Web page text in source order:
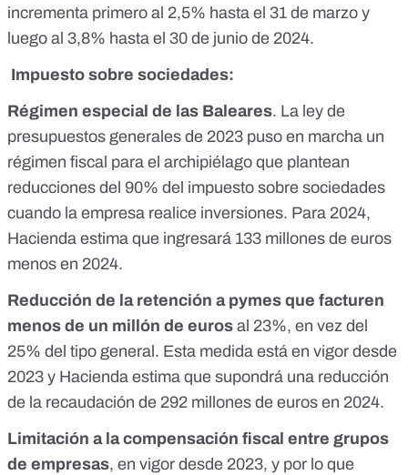
incrementa primero al 2,5% hasta el 31 de marzo y
luego al 3,8% hasta el 30 de junio de 2024.
Impuesto sobre sociedades:
Régimen especial de las Baleares. La ley de
presupuestos generales de 2023 puso en marcha un
régimen fiscal para el archipiélago que plantean
reducciones del 90% del impuesto sobre sociedades
cuando la empresa realice inversiones. Para 2024,
Hacienda estima que ingresará 133 millones de euros
menos en 2024.
Reducción de la retención a pymes que facturen
menos de un millón de euros al 23%, en vez del
25% del tipo general. Esta medida está en vigor desde
2023 y Hacienda estima que supondrá una reducción
de la recaudación de 292 millones de euros en 2024.
Limitación a la compensación fiscal entre grupos
de empresas, en vigor desde 2023, y por lo que